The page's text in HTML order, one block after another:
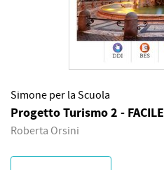
Simone per la Scuola
Progetto Turismo 2 - FACILE
Roberta Orsini